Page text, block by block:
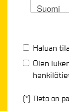
Suomi
Haluan
Olen
(*) Tieto on